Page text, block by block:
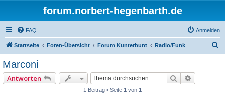
forum.norbert-hegenbarth.de
FAQ Anmelden
Startseite Foren-Übersicht Forum Kunterbunt Radio/Funk
Marconi
Antworten Suche
1 Beitrag • Seite 1 von 1